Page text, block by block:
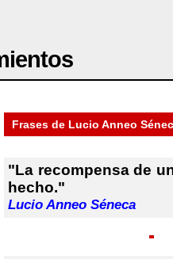
Frases de Lucio Anneo
"La recompensa de
hecho."
Lucio Anneo Séneca